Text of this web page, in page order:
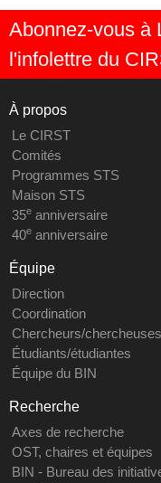
Abonnez-vous à
l'infolettre du
À propos
Le CIRST
Comités
Programmes STS
Maison STS
35eanniversaire
40eanniversaire
Équipe
Direction
Coordination
Chercheurs/chercheuses
Étudiants/étudiantes
Équipe du BIN
Recherche
Axes de recherche
OST, chaires et équipes
BIN - Bureau des